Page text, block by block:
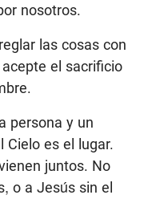
nosotros.
las cosas con
el sacrificio
persona y un
Cielo es el lugar.
juntos. No
o a Jesús sin el